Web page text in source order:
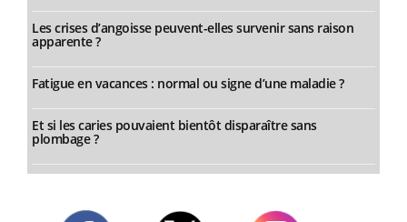
Les crises d’angoisse peuvent-elles survenir sans raison
apparente ?
Fatigue en vacances : normal ou signe d’une maladie ?
Et si les caries pouvaient bientôt disparaître sans
plombage ?